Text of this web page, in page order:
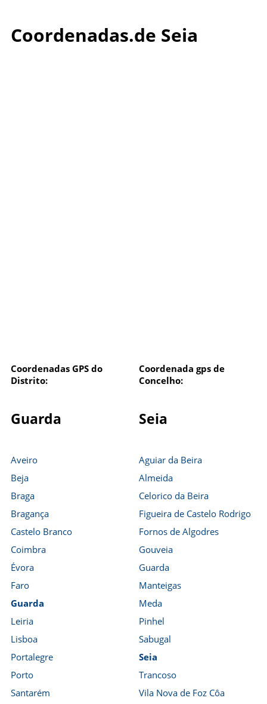
Coordenadas.de Seia
Coordenadas GPS do
Distrito:
Coordenada gps de
Concelho:
Guarda Seia
Aveiro
Beja
Braga
Bragança
Castelo Branco
Coimbra
Évora
Faro
Guarda
Leiria
Lisboa
Portalegre
Porto
Santarém
Aguiar da Beira
Almeida
Celorico da Beira
Figueira de Castelo Rodrigo
Fornos de Algodres
Gouveia
Guarda
Manteigas
Meda
Pinhel
Sabugal
Seia
Trancoso
Vila Nova de Foz Côa